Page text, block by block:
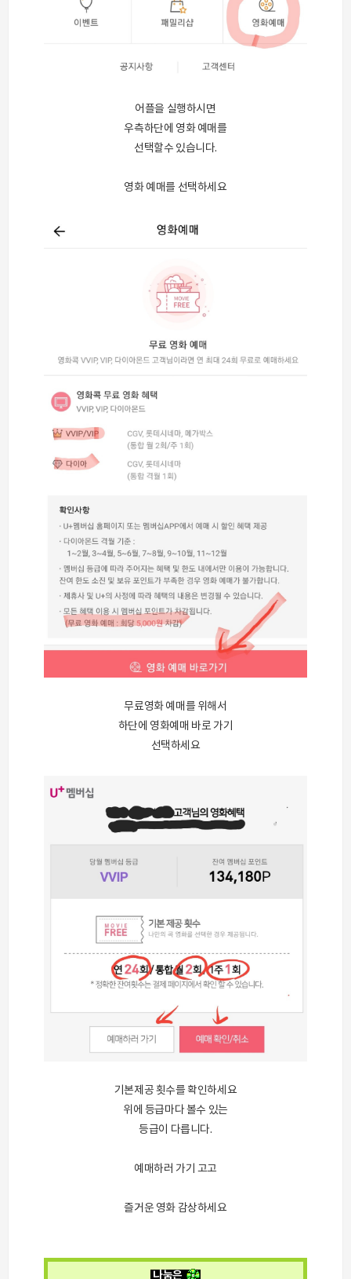
어플을 실행하시면
우측하단에 영화 예매를
선택할수 있습니다.
영화 예매를 선택하세요
무료영화 예매를 위해서
하단에 영화예매 바로 가기
선택하세요
기본제공 횟수를 확인하세요
위에 등급마다 볼수 있는
등급이 다릅니다.
예매하러 가기 고고
즐거운 영화 감상하세요
나눔은